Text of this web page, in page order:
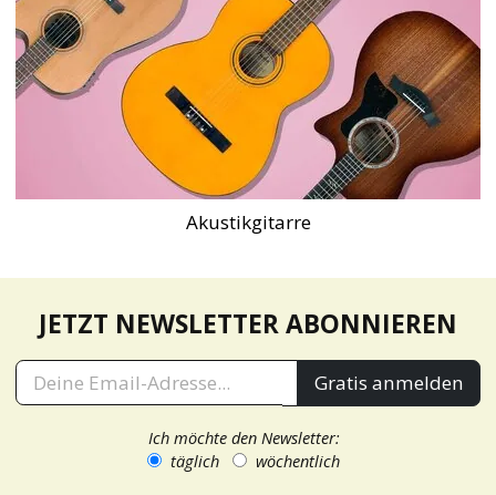
Akustikgitarre
JETZT NEWSLETTER ABONNIEREN
Gratis anmelden
Ich möchte den Newsletter:
täglich
wöchentlich